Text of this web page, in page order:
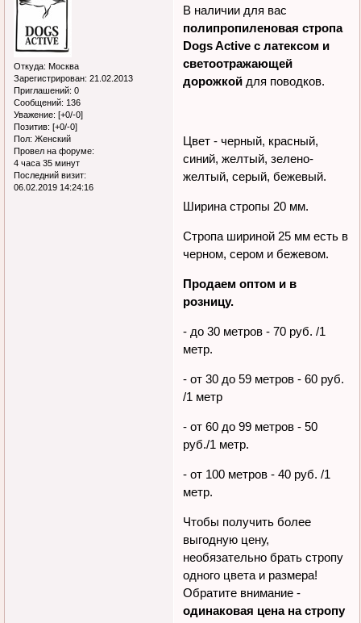
Поделиться28.02.2018 21:42:22
dogsactive
Активный участник
Откуда:Москва
Зарегистрирован
Приглашений:
Сообщений:136
Уважение: [+0/-0]
Позитив: [+0/-0]
Пол:Женский
Дорогие друзья!
В наличии для вас
полипропиленовая стропа
Цвет - черный, красный,
желтый, серый, бежевый.
Стропа шириной 25 мм есть в
Продаем оптом и в
- до 30 метров - 70 руб. /1
- от 30 до 59 метров - 60 руб.
- от 60 до 99 метров - 50
- от 100 метров - 40 руб. /1
метр.
Чтобы получить более
выгодную цену,